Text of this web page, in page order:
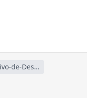
RGF-3-QUADRIMESTRE-Demonstrativo-de-Despesa-com-Pessoal.pdf